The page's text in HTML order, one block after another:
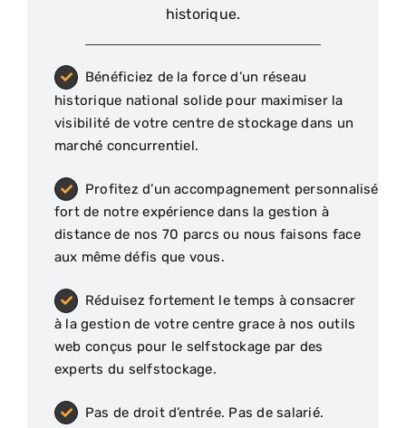
historique.
Bénéficiez de la force d’un réseau
historique national solide pour maximiser la
visibilité de votre centre de stockage dans un
marché concurrentiel.
Profitez d’un accompagnement personnalisé
fort de notre expérience dans la gestion à
distance de nos 70 parcs ou nous faisons face
aux même défis que vous.
Réduisez fortement le temps à consacrer
à la gestion de votre centre grace à nos outils
web conçus pour le selfstockage par des
experts du selfstockage.
Pas de droit d’entrée. Pas de salarié.